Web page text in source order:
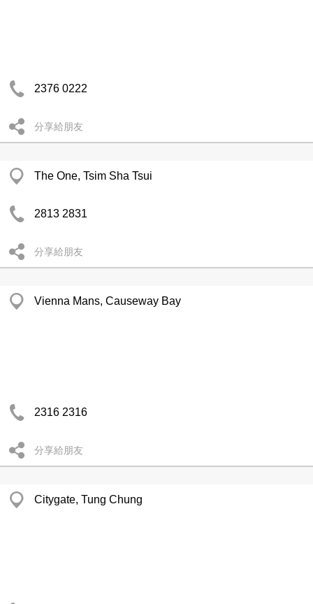
2376 0222
分享給朋友
The One, Tsim Sha Tsui
2813 2831
分享給朋友
Vienna Mans, Causeway Bay
2316 2316
分享給朋友
Citygate, Tung Chung